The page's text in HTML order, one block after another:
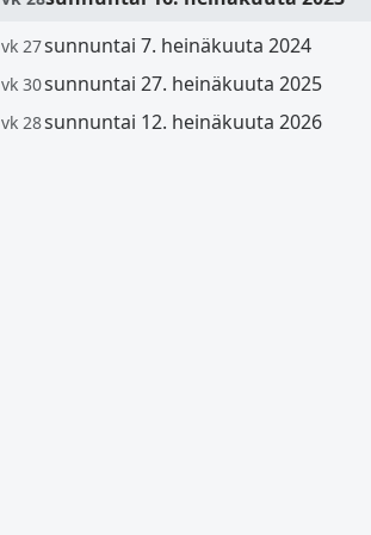
vk 27sunnuntai 7. heinäkuuta 2024
vk 30sunnuntai 27. heinäkuuta 2025
vk 28sunnuntai 12. heinäkuuta 2026